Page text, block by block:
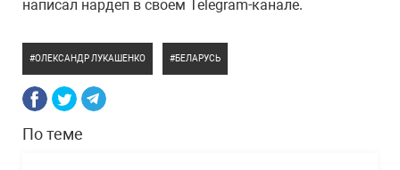
написал нардеп в своем Telegram-канале.
ОЛЕКСАНДР ЛУКАШЕНКО БЕЛАРУСЬ
По теме